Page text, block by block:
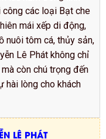
các loại Bạt che
mái xếp di động,
nuôi tôm cá, thủy sản,
Lê Phát không chỉ
còn chú trọng đến
hài lòng cho khách
LÊ PHÁT